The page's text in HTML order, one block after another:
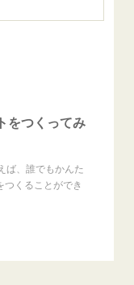
をつくってみ
ば、誰でもかんた
つくることができ